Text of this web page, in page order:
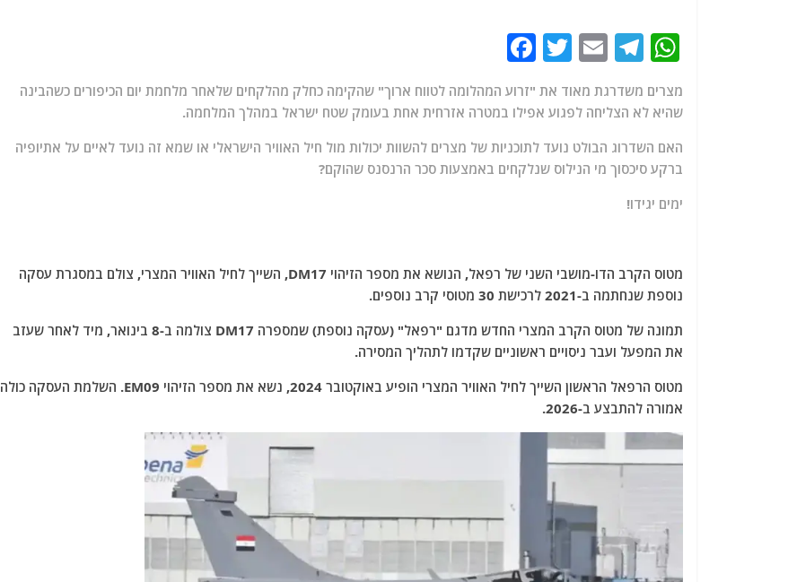
W
at
s
A
p
p
T
e
g
ra
E
ai
l
T
itt
er
c
e
b
מצרים משדרגת מאוד את "זרוע המהלומה לטווח ארוך" שהקימה כחלק מהלקחים שלאחר מלחמת יום הכיפורים כשהבינה
שהיא לא הצליחה לפגוע אפילו במטרה אזרחית אחת בעומק שטח ישראל במהלך המלחמה.
האם השדרוג הבולט נועד לתוכניות של מצרים להשוות יכולות מול חיל האוויר הישראלי או שמא זה נועד לאיים על אתיופיה
ברקע סיכסוך מי הנילוס שנלקחים באמצעות סכר הרנסנס שהוקם?
ימים יגידו!
מטוס הקרב הדו-מושבי השני של רפאל, הנושא את מספר הזיהוי DM17, השייך לחיל האוויר המצרי, צולם במסגרת עסקה
נוספת שנחתמה ב-2021 לרכישת 30 מטוסי קרב נוספים.
תמונה של מטוס הקרב המצרי החדש מדגם "רפאל" (עסקה נוספת) שמספרה DM17 צולמה ב-8 בינואר, מיד לאחר שעזב
את המפעל ועבר ניסויים ראשוניים שקדמו לתהליך המסירה.
מטוס הרפאל הראשון השייך לחיל האוויר המצרי הופיע באוקטובר 2024, נשא את מספר הזיהוי EM09. השלמת העסקה כולה
אמורה להתבצע ב-2026.